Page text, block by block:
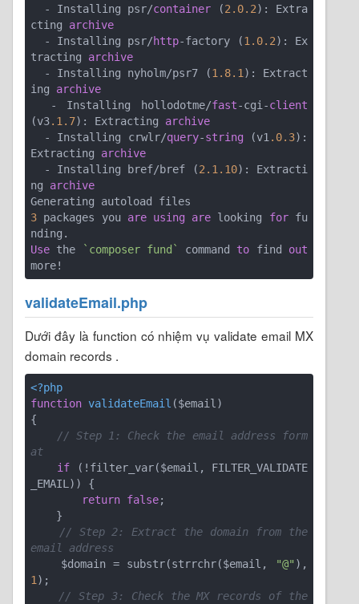
  - Installing psr/
container (2.0.2): Extra
cting archive
  - Installing psr/
http-factory (1.0.2): Ex
tracting archive
  - Installing nyholm/psr7 (
1.8.1 ): Extract
ing archive
  - Installing hollodotme/
fast-cgi-client
(v3.1 .7): Extracting archive
  - Installing crwlr/
query-string (v1 .0.3):
Extracting archive
  - Installing bref/bref (
2.1 .10): Extracti
ng archive
3 packages you are using are looking for fu
Use the `composer fund` command to find out
more!
validateEmail.php
Dưới đây là function có nhiệm vụ validate email MX
domain records .
<?php
function validateEmail ($email)
{
// Step 1: Check the email address form
at
if (!filter_var($email, FILTER_VALIDATE
_EMAIL)) {
return false;
// Step 2: Extract the domain from the
email address
    $domain = substr(strrchr($email,
"@"
1 );
// Step 3: Check the MX records of the